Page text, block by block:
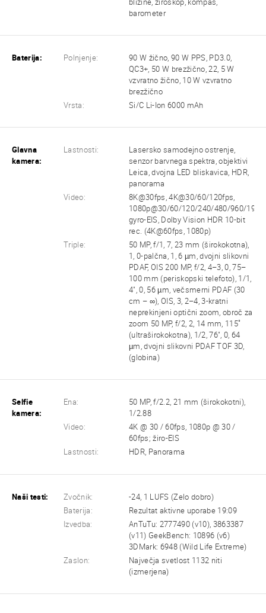
bližine, žiroskop, kompas,
barometer
Baterija: Polnjenje:
90 W žično, 90 W PPS, PD3.0,
QC3+, 50 W brezžično, 22, 5 W
vzvratno žično, 10 W vzvratno
brezžično
Vrsta:
Si/C Li-Ion 6000 mAh
Glavna
kamera:
Lastnosti:
Lasersko samodejno ostrenje,
senzor barvnega spektra, objektivi
Leica, dvojna LED bliskavica, HDR,
panorama
Video:
8K@30fps, 4K@30/60/120fps,
1080p@30/60/120/240/480/960/
gyro-EIS, Dolby Vision HDR 10-bit
rec. (4K@60fps, 1080p)
Triple:
50 MP, f/1, 7, 23 mm (širokokotna),
1, 0-palčna, 1, 6 µm, dvojni slikovni
PDAF, OIS 200 MP, f/2, 4–3, 0, 75–
100 mm (periskopski telefoto), 1/1,
4", 0, 56 µm, večsmerni PDAF (30
cm – ∞), OIS, 3, 2–4, 3-kratni
neprekinjeni optični zoom, obroč za
zoom 50 MP, f/2, 2, 14 mm, 115˚
(ultraširokokotna), 1/2, 76", 0, 64
µm, dvojni slikovni PDAF TOF 3D,
(globina)
Selfie
kamera:
Ena:
50 MP, f/2.2, 21 mm (širokokotni),
1/2.88
Video:
4K @ 30 / 60fps, 1080p @ 30 /
60fps; žiro-EIS
Lastnosti:
HDR, Panorama
Naši testi: Zvočnik:
-24, 1 LUFS (Zelo dobro)
Baterija:
Rezultat aktivne uporabe 19:09
Izvedba:
AnTuTu: 2777490 (v10), 3863387
(v11) GeekBench: 10896 (v6)
3DMark: 6948 (Wild Life Extreme)
Zaslon:
Največja svetlost 1132 niti
(izmerjena)